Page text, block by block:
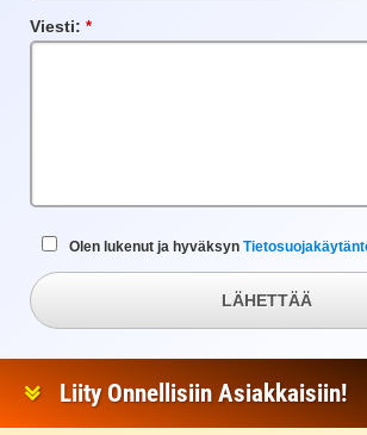
Viesti:
kenttä
Olen lukenut ja hyväksyn
LÄHETTÄÄ
Liity Onnellisiin Asiakkaisiin!